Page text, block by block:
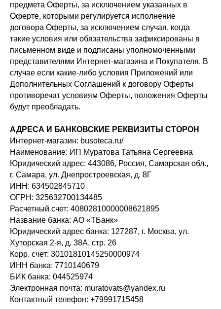
предмета Оферты, за исключением указанных в
Оферте, которыми регулируется исполнение
договора Оферты, за исключением случая, когда
такие условия или обязательства зафиксированы в
письменном виде и подписаны уполномоченными
представителями Интернет-магазина и Покупателя. В
случае если какие-либо условия Приложений или
Дополнительных Соглашений к договору Оферты
противоречат условиям Оферты, положения Оферты
будут преобладать.
АДРЕСА И БАНКОВСКИЕ РЕКВИЗИТЫ СТОРОН
Интернет-магазин: busoteca.ru/
Наименование: ИП Муратова Татьяна Сергеевна
Юридический адрес: 443086, Россия, Самарская обл.,
г. Самара, ул. Днепростроевская, д. 8Г
ИНН: 634502845710
ОГРН: 325632700134485
Расчетный счет: 40802810000008621895
Название банка: АО «ТБанк»
Юридический адрес банка: 127287, г. Москва, ул.
Хуторская 2-я, д. 38А, стр. 26
Корр. счет: 30101810145250000974
ИНН банка: 7710140679
БИК банка: 044525974
Электронная почта: muratovats@yandex.ru
Контактный телефон: +79991715458